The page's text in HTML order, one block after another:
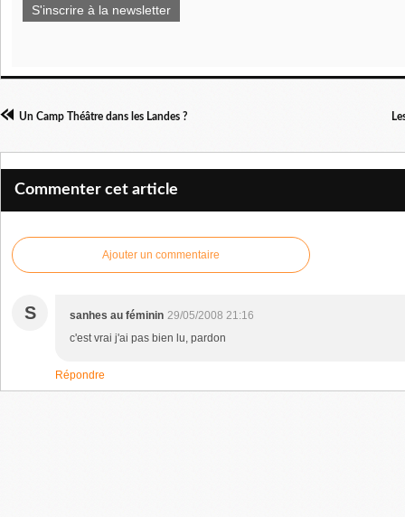
S'inscrire à la newsletter
Un Camp Théâtre dans les Landes ?
Commenter cet article
Ajouter un commentaire
S sanhes au féminin 29/05/2008 21:16
c'est vrai j'ai pas bien lu, pardon
Répondre